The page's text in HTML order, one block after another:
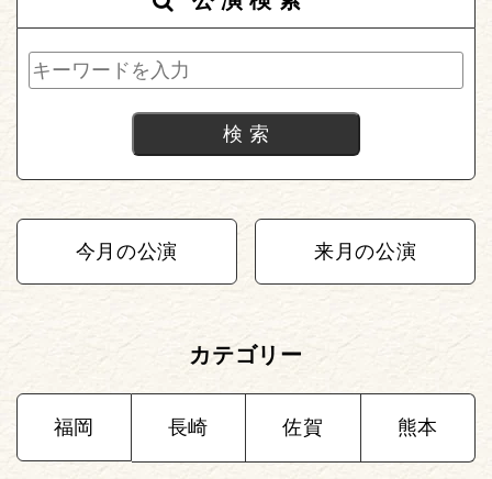
今月の公演 来月の公演
カテゴリー
福岡 長崎 佐賀 熊本